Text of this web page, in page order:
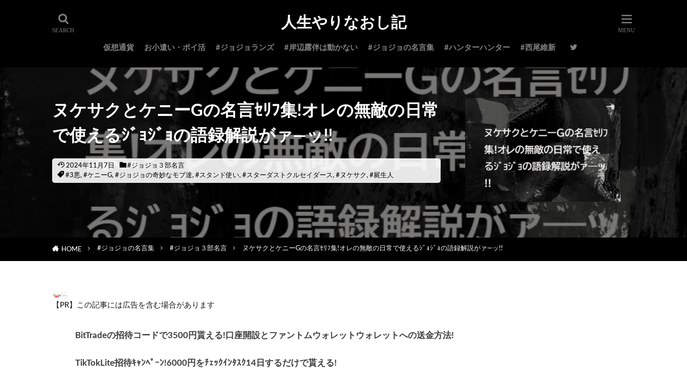
人生やりなおし記
仮想通貨 お小遣い・ポイ活 #ジョジョランズ #岸辺露伴は動かない #ジョジョの名言集 #ハンターハンター #西尾維新
ヌケサクとケニーGの名言ｾﾘﾌ集!オレの無敵の日常
で使えるｼﾞｮｼﾞｮの語録解説がァ―ッ!!
2024年11月7日
#ジョジョ３部名言
#3悪, #ケニーG, #ジョジョの奇妙なモブ達, #スタンド使い, #スターダストクルセイダース, #ヌケサク, #屍生人
HOME #ジョジョの名言集 #ジョジョ３部名言 ヌケサクとケニーGの名言ｾﾘﾌ集!オレの無敵の日常で使えるｼﾞｮｼﾞｮの語録解説がァ―ッ!!
【PR】この記事には広告を含む場合があります
BitTradeの招待コードで3500円貰える!口座開設とファントムウォレットウォレットへの送金方法!
TikTokLite招待ｷｬﾝﾍﾟｰﾝ!6000円をﾁｪｯｸｲﾝﾀｽｸ14日するだけで貰える!